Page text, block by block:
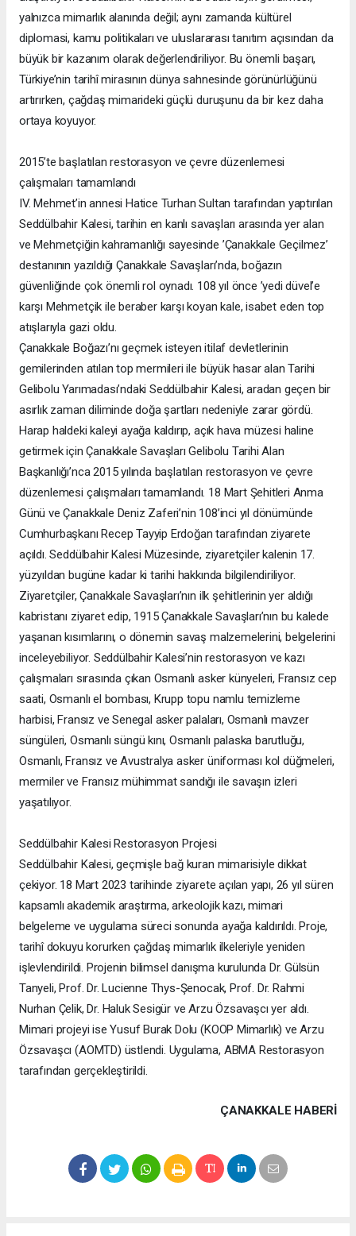
yalnızca mimarlık alanında değil; aynı zamanda kültürel
diplomasi, kamu politikaları ve uluslararası tanıtım açısından da
büyük bir kazanım olarak değerlendiriliyor. Bu önemli başarı,
Türkiye’nin tarihî mirasının dünya sahnesinde görünürlüğünü
artırırken, çağdaş mimarideki güçlü duruşunu da bir kez daha
ortaya koyuyor.
2015’te başlatılan restorasyon ve çevre düzenlemesi
çalışmaları tamamlandı
IV. Mehmet’in annesi Hatice Turhan Sultan tarafından yaptırılan
Seddülbahir Kalesi, tarihin en kanlı savaşları arasında yer alan
ve Mehmetçiğin kahramanlığı sayesinde ’Çanakkale Geçilmez’
destanının yazıldığı Çanakkale Savaşları’nda, boğazın
güvenliğinde çok önemli rol oynadı. 108 yıl önce ’yedi düvel’e
karşı Mehmetçik ile beraber karşı koyan kale, isabet eden top
atışlarıyla gazi oldu.
Çanakkale Boğazı’nı geçmek isteyen itilaf devletlerinin
gemilerinden atılan top mermileri ile büyük hasar alan Tarihi
Gelibolu Yarımadası’ndaki Seddülbahir Kalesi, aradan geçen bir
asırlık zaman diliminde doğa şartları nedeniyle zarar gördü.
Harap haldeki kaleyi ayağa kaldırıp, açık hava müzesi haline
getirmek için Çanakkale Savaşları Gelibolu Tarihi Alan
Başkanlığı’nca 2015 yılında başlatılan restorasyon ve çevre
düzenlemesi çalışmaları tamamlandı. 18 Mart Şehitleri Anma
Günü ve Çanakkale Deniz Zaferi’nin 108’inci yıl dönümünde
Cumhurbaşkanı Recep Tayyip Erdoğan tarafından ziyarete
açıldı. Seddülbahir Kalesi Müzesinde, ziyaretçiler kalenin 17.
yüzyıldan bugüne kadar ki tarihi hakkında bilgilendiriliyor.
Ziyaretçiler, Çanakkale Savaşları’nın ilk şehitlerinin yer aldığı
kabristanı ziyaret edip, 1915 Çanakkale Savaşları’nın bu kalede
yaşanan kısımlarını, o dönemin savaş malzemelerini, belgelerini
inceleyebiliyor. Seddülbahir Kalesi’nin restorasyon ve kazı
çalışmaları sırasında çıkan Osmanlı asker künyeleri, Fransız cep
saati, Osmanlı el bombası, Krupp topu namlu temizleme
harbisi, Fransız ve Senegal asker palaları, Osmanlı mavzer
süngüleri, Osmanlı süngü kını, Osmanlı palaska barutluğu,
Osmanlı, Fransız ve Avustralya asker üniforması kol düğmeleri,
mermiler ve Fransız mühimmat sandığı ile savaşın izleri
yaşatılıyor.
Seddülbahir Kalesi Restorasyon Projesi
Seddülbahir Kalesi, geçmişle bağ kuran mimarisiyle dikkat
çekiyor. 18 Mart 2023 tarihinde ziyarete açılan yapı, 26 yıl süren
kapsamlı akademik araştırma, arkeolojik kazı, mimari
belgeleme ve uygulama süreci sonunda ayağa kaldırıldı. Proje,
tarihî dokuyu korurken çağdaş mimarlık ilkeleriyle yeniden
işlevlendirildi. Projenin bilimsel danışma kurulunda Dr. Gülsün
Tanyeli, Prof. Dr. Lucienne Thys-Şenocak, Prof. Dr. Rahmi
Nurhan Çelik, Dr. Haluk Sesigür ve Arzu Özsavaşcı yer aldı.
Mimari projeyi ise Yusuf Burak Dolu (KOOP Mimarlık) ve Arzu
Özsavaşcı (AOMTD) üstlendi. Uygulama, ABMA Restorasyon
tarafından gerçekleştirildi.
ÇANAKKALE HABERİ